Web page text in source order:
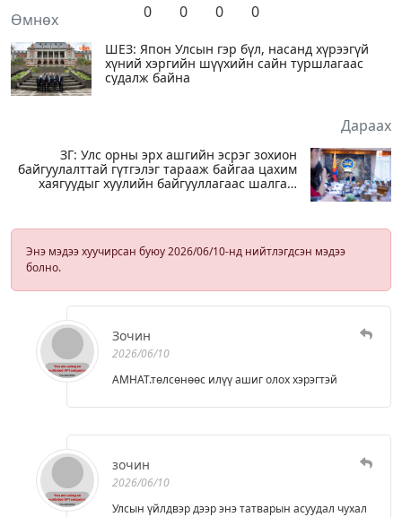
0 0 0 0
Өмнөх
ШЕЗ: Япон Улсын гэр бүл, насанд хүрээгүй
хүний хэргийн шүүхийн сайн туршлагаас
судалж байна
Дараах
ЗГ: Улс орны эрх ашгийн эсрэг зохион
байгуулалттай гүтгэлэг тарааж байгаа цахим
хаягуудыг хуулийн байгууллагаас шалгаж
Энэ мэдээ хуучирсан буюу 2026/06/10-нд нийтлэгдсэн мэдээ
болно.
Зочин
2026/06/10
АМНАТ.төлсөнөөс илүү ашиг олох хэрэгтэй
зочин
2026/06/10
Улсын үйлдвэр дээр энэ татварын асуудал чухал